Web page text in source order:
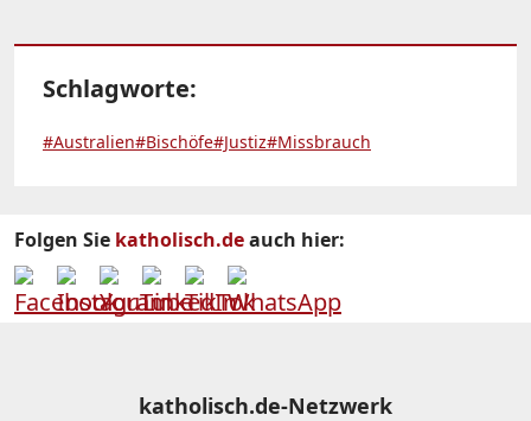
Schlagworte:
#Australien#Bischöfe#Justiz#Missbrauch
Folgen Sie katholisch.deauch hier:
katholisch.de-Netzwerk